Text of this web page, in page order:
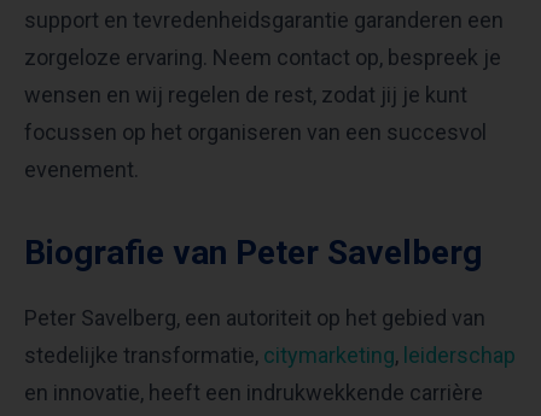
support en tevredenheidsgarantie garanderen een
zorgeloze ervaring. Neem contact op, bespreek je
wensen en wij regelen de rest, zodat jij je kunt
focussen op het organiseren van een succesvol
evenement.
Biografie van Peter Savelberg
Peter Savelberg, een autoriteit op het gebied van
stedelijke transformatie, citymarketing, leiderschap
en innovatie, heeft een indrukwekkende carrière